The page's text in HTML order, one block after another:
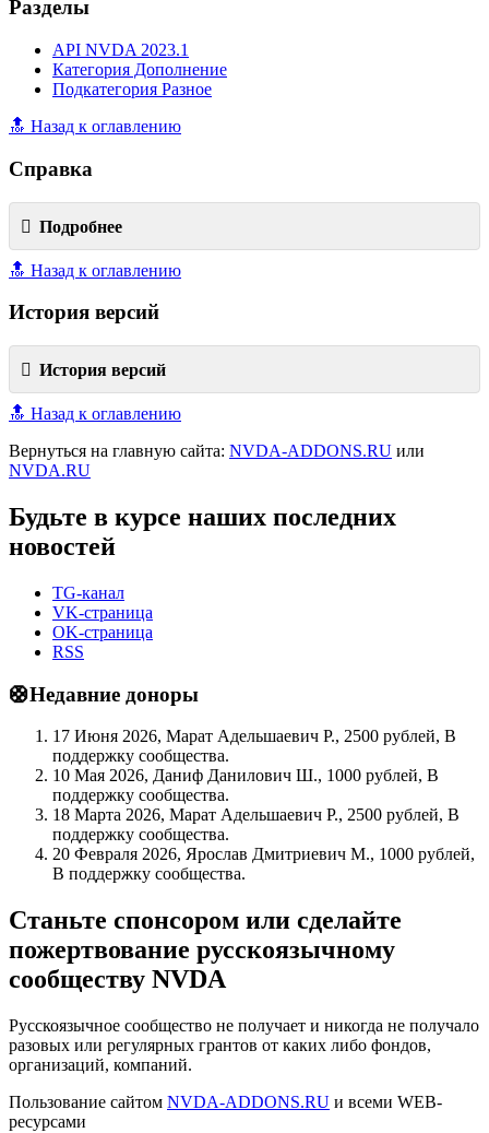
Разделы
API NVDA 2023.1
Категория Дополнение
Подкатегория Разное
🔝 Назад к оглавлению
Справка
Подробнее
🔝 Назад к оглавлению
История версий
История версий
🔝 Назад к оглавлению
Вернуться на главную сайта: NVDA-ADDONS.RU или
NVDA.RU
Будьте в курсе наших последних
новостей
TG-канал
VK-страница
OK-страница
RSS
🛟Недавние доноры
17 Июня 2026, Марат Адельшаевич Р., 2500 рублей, В
поддержку сообщества.
10 Мая 2026, Даниф Данилович Ш., 1000 рублей, В
поддержку сообщества.
18 Марта 2026, Марат Адельшаевич Р., 2500 рублей, В
поддержку сообщества.
20 Февраля 2026, Ярослав Дмитриевич М., 1000 рублей,
В поддержку сообщества.
Станьте спонсором или сделайте
пожертвование русскоязычному
сообществу NVDA
Русскоязычное сообщество не получает и никогда не получало
разовых или регулярных грантов от каких либо фондов,
организаций, компаний.
Пользование сайтом NVDA-ADDONS.RU и всеми WEB-
ресурсами